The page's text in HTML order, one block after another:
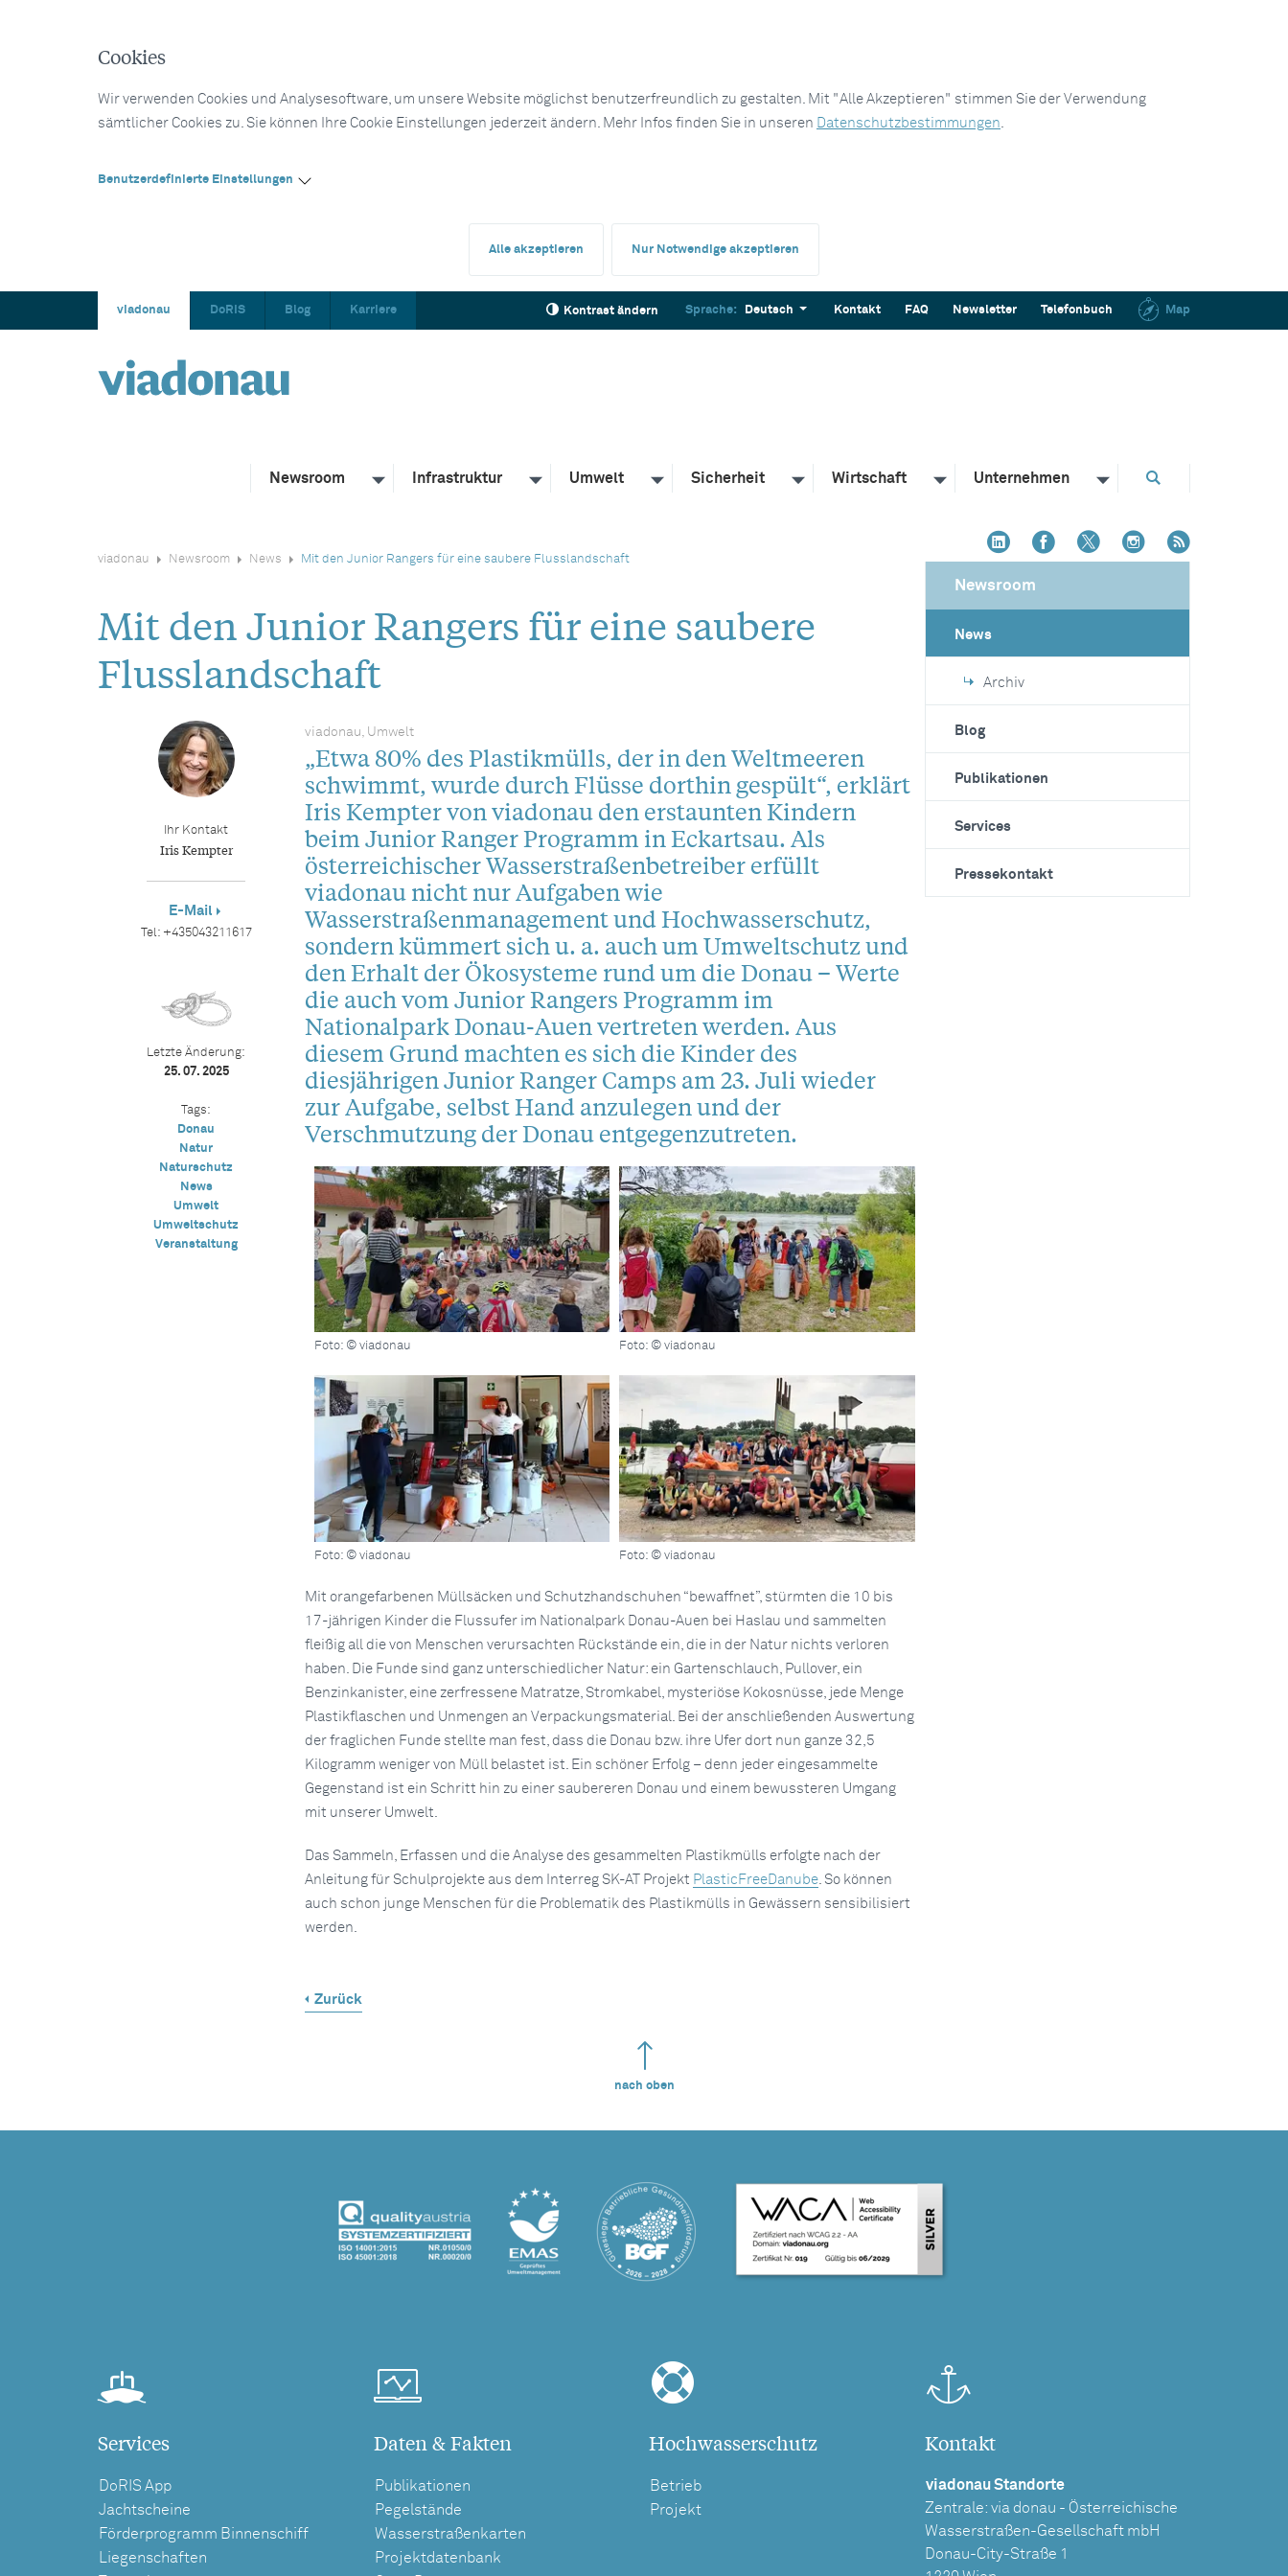
Cookies
Wir verwenden Cookies und Analysesoftware, um unsere Website möglichst benutzerfreundlich zu gestalten. Mit "Alle Akzeptieren" stimmen Sie der Verwendung
sämtlicher Cookies zu. Sie können Ihre Cookie Einstellungen jederzeit ändern. Mehr Infos finden Sie in unseren Datenschutzbestimmungen.
Benutzerdefinierte Einstellungen
Alle akzeptieren Nur Notwendige akzeptieren
viadonau DoRIS Blog Karriere Kontrast ändern Sprache: Deutsch Kontakt FAQ Newsletter Telefonbuch Map
Newsroom Infrastruktur Umwelt Sicherheit Wirtschaft Unternehmen
viadonau Newsroom News Mit den Junior Rangers für eine saubere Flusslandschaft
Mit den Junior Rangers für eine saubere
Flusslandschaft
viadonau, Umwelt
„Etwa 80% des Plastikmülls, der in den Weltmeeren
schwimmt, wurde durch Flüsse dorthin gespült“, erklärt
Iris Kempter von viadonau den erstaunten Kindern
beim Junior Ranger Programm in Eckartsau. Als
österreichischer Wasserstraßenbetreiber erfüllt
viadonau nicht nur Aufgaben wie
Wasserstraßenmanagement und Hochwasserschutz,
sondern kümmert sich u. a. auch um Umweltschutz und
den Erhalt der Ökosysteme rund um die Donau – Werte
die auch vom Junior Rangers Programm im
Nationalpark Donau-Auen vertreten werden. Aus
diesem Grund machten es sich die Kinder des
diesjährigen Junior Ranger Camps am 23. Juli wieder
zur Aufgabe, selbst Hand anzulegen und der
Verschmutzung der Donau entgegenzutreten.
Foto: © viadonau
Foto: © viadonau
Foto: © viadonau
Foto: © viadonau
Mit orangefarbenen Müllsäcken und Schutzhandschuhen “bewaffnet”, stürmten die 10 bis
17-jährigen Kinder die Flussufer im Nationalpark Donau-Auen bei Haslau und sammelten
fleißig all die von Menschen verursachten Rückstände ein, die in der Natur nichts verloren
haben. Die Funde sind ganz unterschiedlicher Natur: ein Gartenschlauch, Pullover, ein
Benzinkanister, eine zerfressene Matratze, Stromkabel, mysteriöse Kokosnüsse, jede Menge
Plastikflaschen und Unmengen an Verpackungsmaterial. Bei der anschließenden Auswertung
der fraglichen Funde stellte man fest, dass die Donau bzw. ihre Ufer dort nun ganze 32,5
Kilogramm weniger von Müll belastet ist. Ein schöner Erfolg – denn jeder eingesammelte
Gegenstand ist ein Schritt hin zu einer saubereren Donau und einem bewussteren Umgang
mit unserer Umwelt.
Das Sammeln, Erfassen und die Analyse des gesammelten Plastikmülls erfolgte nach der
Anleitung für Schulprojekte aus dem Interreg SK-AT Projekt PlasticFreeDanube. So können
auch schon junge Menschen für die Problematik des Plastikmülls in Gewässern sensibilisiert
werden.
Zurück
Ihr Kontakt
Iris Kempter
E-Mail
Tel: +435043211617
Letzte Änderung:
25. 07. 2025
Tags:
Donau
Natur
Naturschutz
News
Umwelt
Umweltschutz
Veranstaltung
Newsroom
News
Archiv
Blog
Publikationen
Services
Pressekontakt
nach oben
Services
DoRIS App
Jachtscheine
Förderprogramm Binnenschiff
Liegenschaften
Daten & Fakten
Publikationen
Pegelstände
Wasserstraßenkarten
Projektdatenbank
Hochwasserschutz
Betrieb
Projekt
Kontakt
viadonau Standorte
Zentrale: via donau - Österreichische
Wasserstraßen-Gesellschaft mbH
Donau-City-Straße 1